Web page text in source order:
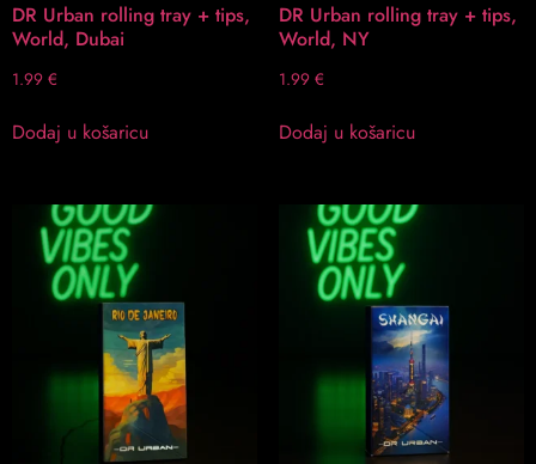
DR Urban rolling tray + tips,
World, Dubai
1.99 €
Dodaj u košaricu
DR Urban rolling tray + tips,
World, NY
1.99 €
Dodaj u košaricu